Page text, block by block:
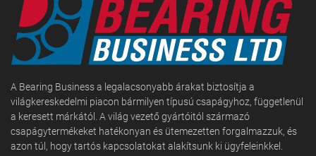
A Bearing Business a legalacsonyabb árakat biztosítja a
világkereskedelmi piacon bármilyen típusú csapágyhoz, függetlenül
a keresett márkától. A világ vezető gyártóitól származó
csapágytermékeket hatékonyan és ütemezetten forgalmazzuk, és
azon túl, hogy tartós kapcsolatokat alakítsunk ki ügyfeleinkkel.